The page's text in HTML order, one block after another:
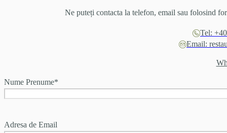
Ne puteți contacta la telefon, email sau folosind
Tel:
Email:
Nume Prenume*
Adresa de Email